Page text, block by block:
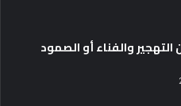
والفناء أو الصمود